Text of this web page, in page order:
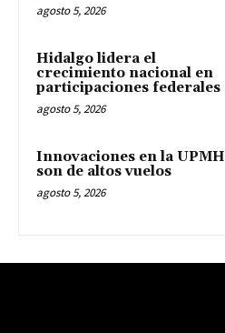
agosto 5, 2026
Hidalgo lidera el
crecimiento nacional en
participaciones federales
agosto 5, 2026
Innovaciones en la UPMH
son de altos vuelos
agosto 5, 2026